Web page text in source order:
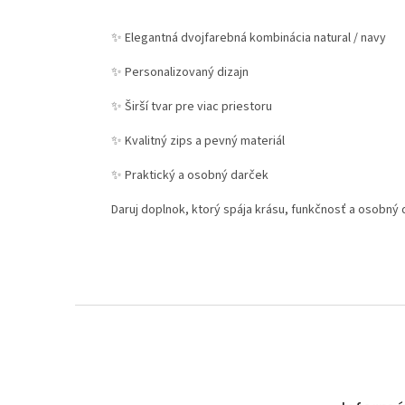
✨ Elegantná dvojfarebná kombinácia natural / navy
✨ Personalizovaný dizajn
✨ Širší tvar pre viac priestoru
✨ Kvalitný zips a pevný materiál
✨ Praktický a osobný darček
Daruj doplnok, ktorý spája krásu, funkčnosť a osobný